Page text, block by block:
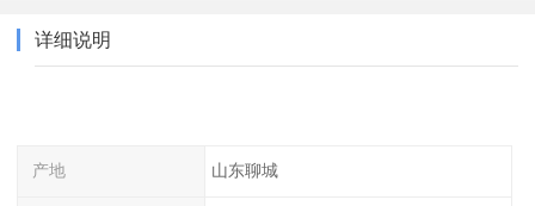
详细说明
产地 山东聊城